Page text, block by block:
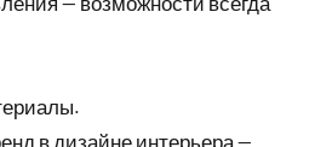
в дизайне интерьера —